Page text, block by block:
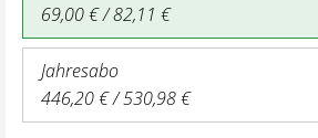
69,00 € / 82,11 €
Jahresabo
446,20 € / 530,98 €